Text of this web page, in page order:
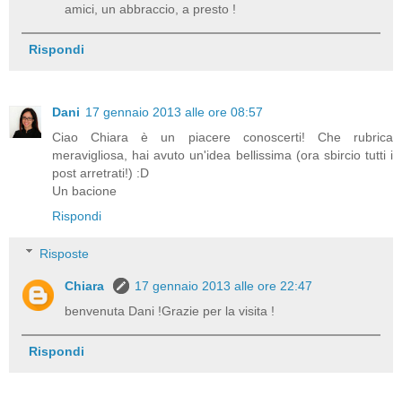
amici, un abbraccio, a presto !
Rispondi
Dani 17 gennaio 2013 alle ore 08:57
Ciao Chiara è un piacere conoscerti! Che rubrica
meravigliosa, hai avuto un'idea bellissima (ora sbircio tutti i
post arretrati!) :D
Un bacione
Rispondi
Risposte
Chiara
17 gennaio 2013 alle ore 22:47
benvenuta Dani !Grazie per la visita !
Rispondi